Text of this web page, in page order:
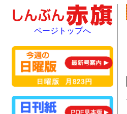
ページトップへ